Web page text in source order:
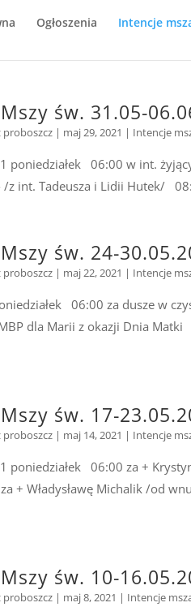
Ogłoszenia Intencje
św. 31.05-
proboszcz | maj 29, 2021 | Intencje
06:00 w int.
/z int. Tadeusza i Lidii Hutek/
św. 24-
proboszcz | maj 22, 2021 | Intencje
06:00 za dusze w
dla Marii z okazji Dnia
św. 17-
proboszcz | maj 14, 2021 | Intencje
06:00 za +
+ Władysławę Michalik /od
św. 10-
proboszcz | maj 8, 2021 | Intencje